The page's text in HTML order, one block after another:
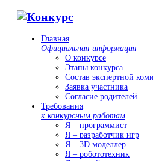
Главная
Официальная информация
О конкурсе
Этапы конкурса
Состав экспертной
Заявка участника
Согласие родителей
Требования
к конкурсным работам
Я – программист
Я – разработчик игр
Я – 3D моделлер
Я – робототехник